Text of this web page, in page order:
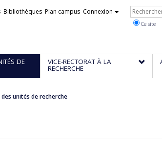
Bibliothèques Plan campus Connexion
Ce site
DE VICE-RECTORAT À LA
RECHERCHE
unités de recherche